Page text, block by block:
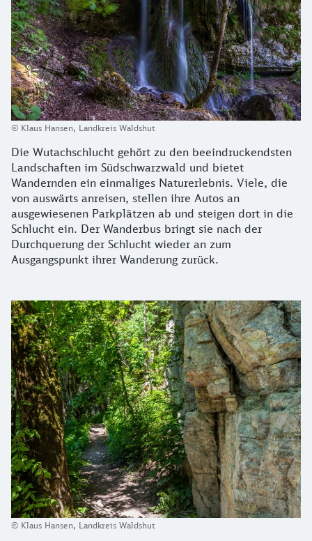
© Klaus Hansen, Landkreis Waldshut
Die Wutachschlucht gehört zu den beeindruckendsten
Landschaften im Südschwarzwald und bietet
Wandernden ein einmaliges Naturerlebnis. Viele, die
von auswärts anreisen, stellen ihre Autos an
ausgewiesenen Parkplätzen ab und steigen dort in die
Schlucht ein. Der Wanderbus bringt sie nach der
Durchquerung der Schlucht wieder an zum
Ausgangspunkt ihrer Wanderung zurück.
h1
© Klaus Hansen, Landkreis Waldshut